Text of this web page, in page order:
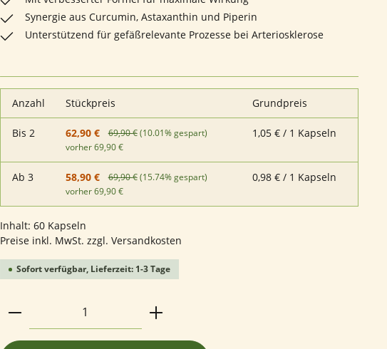
Synergie aus Curcumin, Astaxanthin und Piperin
Unterstützend für gefäßrelevante Prozesse bei Arteriosklerose
Anzahl Stückpreis Grundpreis
Bis 2 62,90 € 69,90 €(10.01% gespart)
vorher 69,90 €
1,05 € / 1 Kapseln
Ab 3 58,90 € 69,90 €(15.74% gespart)
vorher 69,90 €
0,98 € / 1 Kapseln
Inhalt: 60 Kapseln
Preise inkl. MwSt. zzgl. Versandkosten
Sofort verfügbar, Lieferzeit: 1-3 Tage
Produkt Anzahl: Gib den gewünschten Wert